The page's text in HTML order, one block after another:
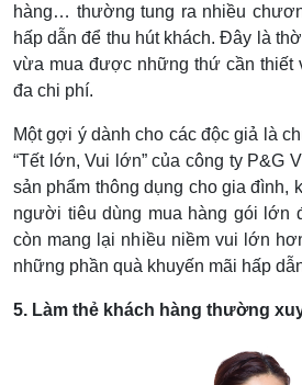
hàng… thường tung ra nhiều
hấp dẫn để thu hút khách. Đây là
vừa mua được những thứ cần thiết
đa chi phí.
Một gợi ý dành cho các độc giả là
“Tết lớn, Vui lớn” của công ty P&G
sản phẩm thông dụng cho gia đình,
người tiêu dùng mua hàng gói lớn
còn mang lại nhiều niềm vui lớn
những phần quà khuyến mãi hấp
5. Làm thẻ khách hàng thường